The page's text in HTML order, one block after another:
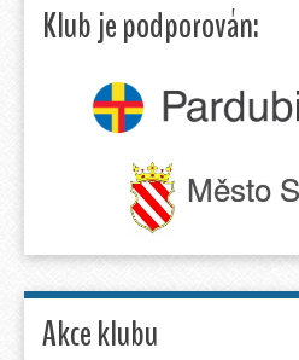
Klub je podporován:
Město
Akce klubu